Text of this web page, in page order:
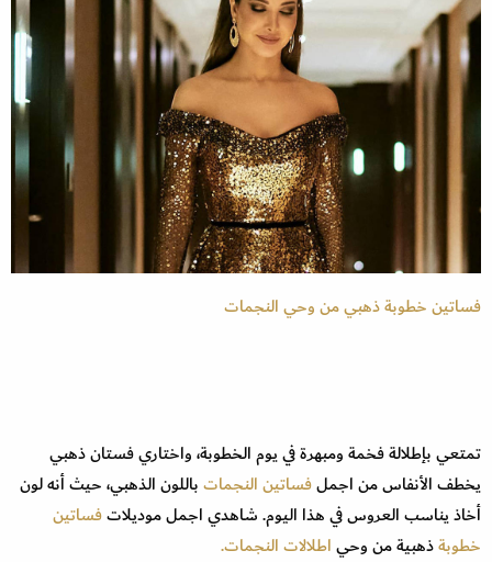
فساتين خطوبة ذهبي من وحي النجمات
تمتعي بإطلالة فخمة ومبهرة في يوم الخطوبة، واختاري فستان ذهبي
يخطف الأنفاس من اجملفساتين النجماتباللون الذهبي، حيث أنه لون
أخاذ يناسب العروس في هذا اليوم. شاهدي اجمل موديلاتفساتين
خطوبةذهبية من وحياطلالات النجمات.